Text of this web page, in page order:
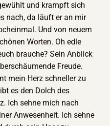
und krampft sich
nach, da läuft er an mir
Und von neuem
Worten. Oh edle
brauche? Sein Anblick
Freude.
mein Herz schneller zu
es den Dolch des
Ich sehne mich nach
Anwesenheit. Ich sehne